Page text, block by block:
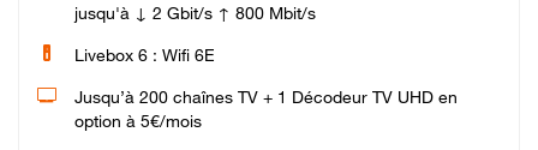
jusqu'à ↓ 2 Gbit/s ↑ 800 Mbit/s
Livebox 6 : Wifi 6E
Jusqu’à 200 chaînes TV + 1 Décodeur TV UHD en
option à 5€/mois